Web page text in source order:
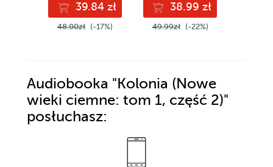
39.84 zł
48.00zł (-17%)
38.99 zł
49.99zł (-22%)
Audiobooka "Kolonia (Nowe
wieki ciemne: tom 1, część 2)"
posłuchasz: